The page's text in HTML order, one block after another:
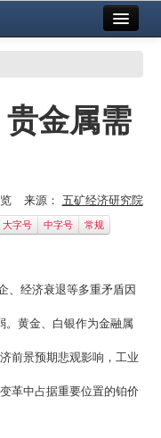
金属需
来源： 五矿经济研究院
大字号 中字号 常规
、经济衰退等多重矛盾因
。黄金、白银作为金融属
前景预期悲观影响，工业
革中占据重要位置的铂价